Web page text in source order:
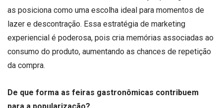
as posiciona como uma escolha ideal para momentos de
lazer e descontração. Essa estratégia de marketing
experiencial é poderosa, pois cria memórias associadas ao
consumo do produto, aumentando as chances de repetição
da compra.
De que forma as feiras gastronômicas contribuem